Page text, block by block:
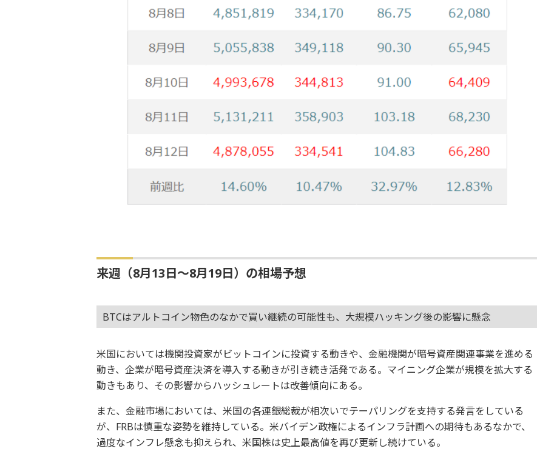
来週（8月13日～8月19日）の相場予想
BTCはアルトコイン物色のなかで買い継続の可能性も、大規模ハッキング後の影響に懸念
米国においては機関投資家がビットコインに投資する動きや、金融機関が暗号資産関連事業を進める
動き、企業が暗号資産決済を導入する動きが引き続き活発である。マイニング企業が規模を拡大する
動きもあり、その影響からハッシュレートは改善傾向にある。
また、金融市場においては、米国の各連銀総裁が相次いでテーパリングを支持する発言をしている
が、FRBは慎重な姿勢を維持している。米バイデン政権によるインフラ計画への期待もあるなかで、
過度なインフレ懸念も抑えられ、米国株は史上最高値を再び更新し続けている。